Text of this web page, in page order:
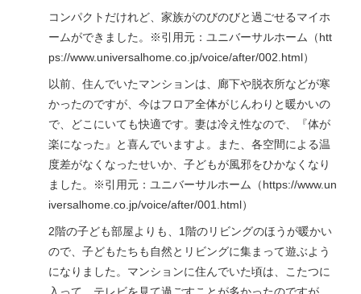
コンパクトだけれど、家族がのびのびと過ごせるマイホ
ームができました。※引用元：ユニバーサルホーム（htt
ps://www.universalhome.co.jp/voice/after/002.html）
以前、住んでいたマンションは、廊下や脱衣所などが寒
かったのですが、今はフロア全体がじんわりと暖かいの
で、どこにいても快適です。妻は冷え性なので、『体が
楽になった』と喜んでいますよ。また、各空間による温
度差がなくなったせいか、子どもが風邪をひかなくなり
ました。※引用元：ユニバーサルホーム（https://www.un
iversalhome.co.jp/voice/after/001.html）
2階の子ども部屋よりも、1階のリビングのほうが暖かい
ので、子どもたちも自然とリビングに集まって遊ぶよう
になりました。マンションに住んでいた頃は、こたつに